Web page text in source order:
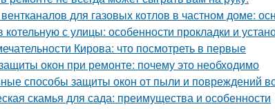
для газовых котлов в частном доме:
котельную с улицы: особенности прокладки и
Кирова: что посмотреть в первые
окон при ремонте: почему это необходимо
способы защиты окон от пыли и повреждений
скамья для сада: преимущества и особенности